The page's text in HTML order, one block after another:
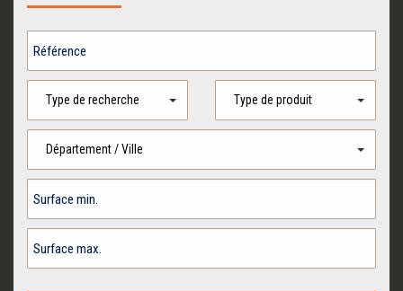
Type de recherche Type de produit
Département / Ville